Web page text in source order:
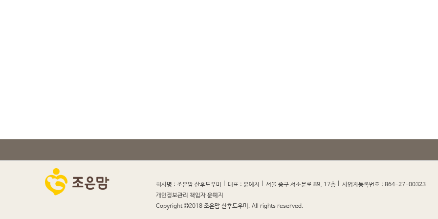
회사명 : 조은맘 산후도우미 대표 : 윤예지 서울 중구 서소문로 89, 17층 사업자등록번호 : 864-27-00323
개인정보관리 책임자 윤예지
Copyright
2018 조은맘 산후도우미. All rights reserved.